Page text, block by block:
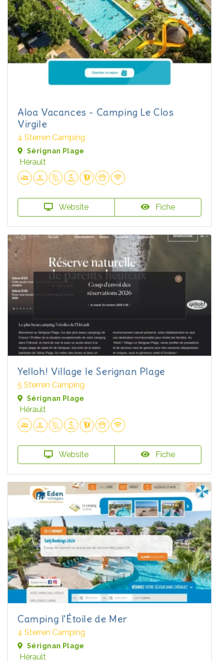
Aloa Vacances - Camping Le Clos
Virgile
4 Sterren Camping
Sérignan Plage
Hérault
Website Fiche
Yelloh! Village le Serignan Plage
5 Sterren Camping
Sérignan Plage
Hérault
Website Fiche
Camping l'Étoile de Mer
4 Sterren Camping
Sérignan Plage
Hérault